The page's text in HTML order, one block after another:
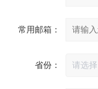
常用邮箱：
省份：